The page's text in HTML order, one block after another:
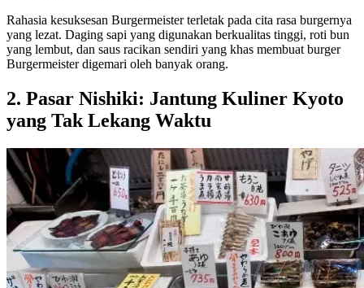
Rahasia kesuksesan Burgermeister terletak pada cita rasa burgernya
yang lezat. Daging sapi yang digunakan berkualitas tinggi, roti bun
yang lembut, dan saus racikan sendiri yang khas membuat burger
Burgermeister digemari oleh banyak orang.
2. Pasar Nishiki: Jantung Kuliner Kyoto
yang Tak Lekang Waktu